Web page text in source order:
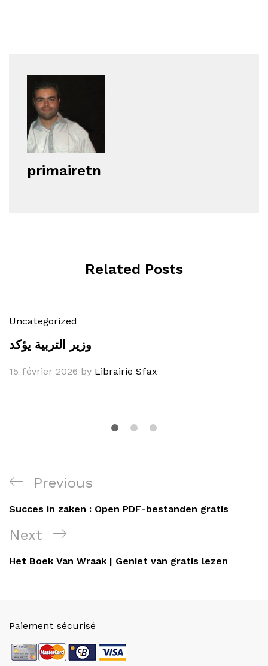
primairetn
Related Posts
Uncategorized
وزير التربية يؤكد
15 février 2026 by Librairie Sfax
Navigation
de
l’article
Previous
Post
Previous
Succes in zaken : Open PDF-bestanden gratis
Next
Post
Next
Het Boek Van Wraak | Geniet van gratis lezen
Paiement sécurisé